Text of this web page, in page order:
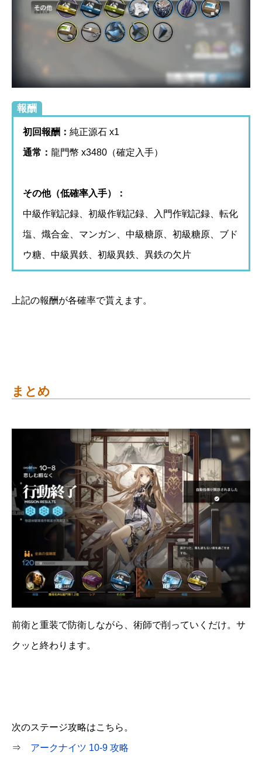
報酬
初回報酬： 純正源石 x1
通常： 龍門幣 x3480（確定入手）
その他（低確率入手）：
中級作戦記録、初級作戦記録、入門作戦記録、転化
塩、熾合金、マンガン、中級糖原、初級糖原、ブド
ウ糖、中級異鉄、初級異鉄、異鉄の欠片
上記の報酬が各確率で貰えます。
まとめ
前衛と重装で防衛しながら、術師で削っていくだけ。サ
クッと終わります。
次のステージ攻略はこちら。
⇒ アークナイツ 10-9 攻略